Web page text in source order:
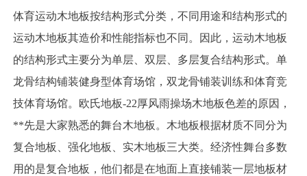
体育运动木地板按结构形式分类，不同用途和结构形式的
运动木地板其造价和性能指标也不同。因此，运动木地板
的结构形式主要分为单层、双层、多层复合结构形式。单
龙骨结构铺装健身型体育场馆，双龙骨铺装训练和体育竞
技体育场馆。欧氏地板-22厚风雨操场木地板色差的原因，
**先是大家熟悉的舞台木地板。木地板根据材质不同分为
复合地板、强化地板、实木地板三大类。经济性舞台多数
用的是复合地板，他们都是在地面上直接铺装一层地板材